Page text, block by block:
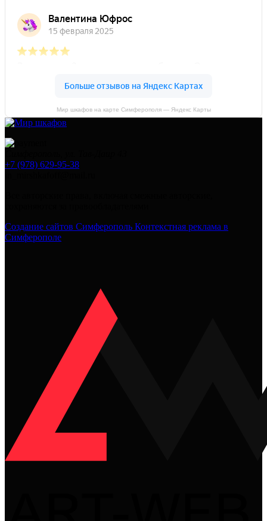
Мир шкафов на карте Симферополя — Яндекс Карты
+7 (978) 629-95-38
Создание сайтов Симферополь Контекстная реклама в
Симферополе